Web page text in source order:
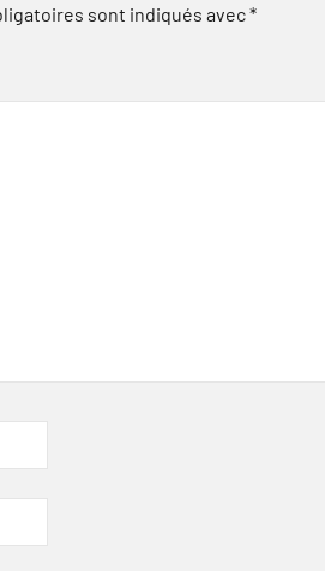
sont indiqués avec*